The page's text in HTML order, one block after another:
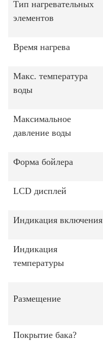
Тип нагревательных
элементов
Время нагрева
Макс. температура
воды
Максимальное
давление воды
Форма бойлера
LCD дисплей
Индикация включения
Индикация
температуры
Размещение
Покрытие бака?